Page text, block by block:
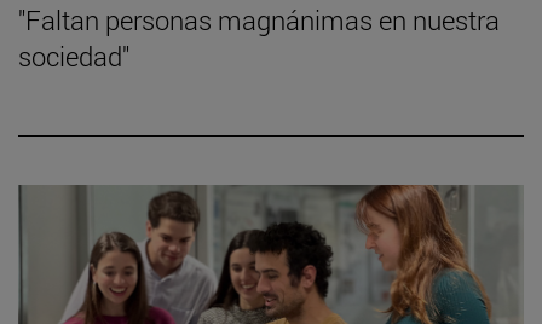
"Faltan personas magnánimas en nuestra
sociedad"